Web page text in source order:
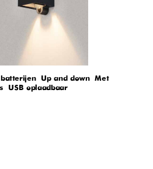
– Up and down – Met
– USB oplaadbaar